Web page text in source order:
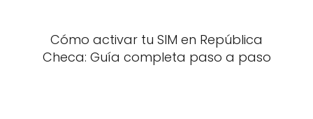
Cómo activar tu SIM en República
Checa: Guía completa paso a paso